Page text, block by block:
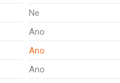
Ne
Ano
Ano
Ano